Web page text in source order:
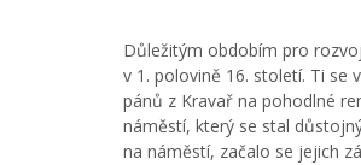
Důležitým obdobím pro
v 1. polovině 16. století. Ti se
pánů z Kravař na pohodlné
náměstí, který se stal
na náměstí, začalo se jejich